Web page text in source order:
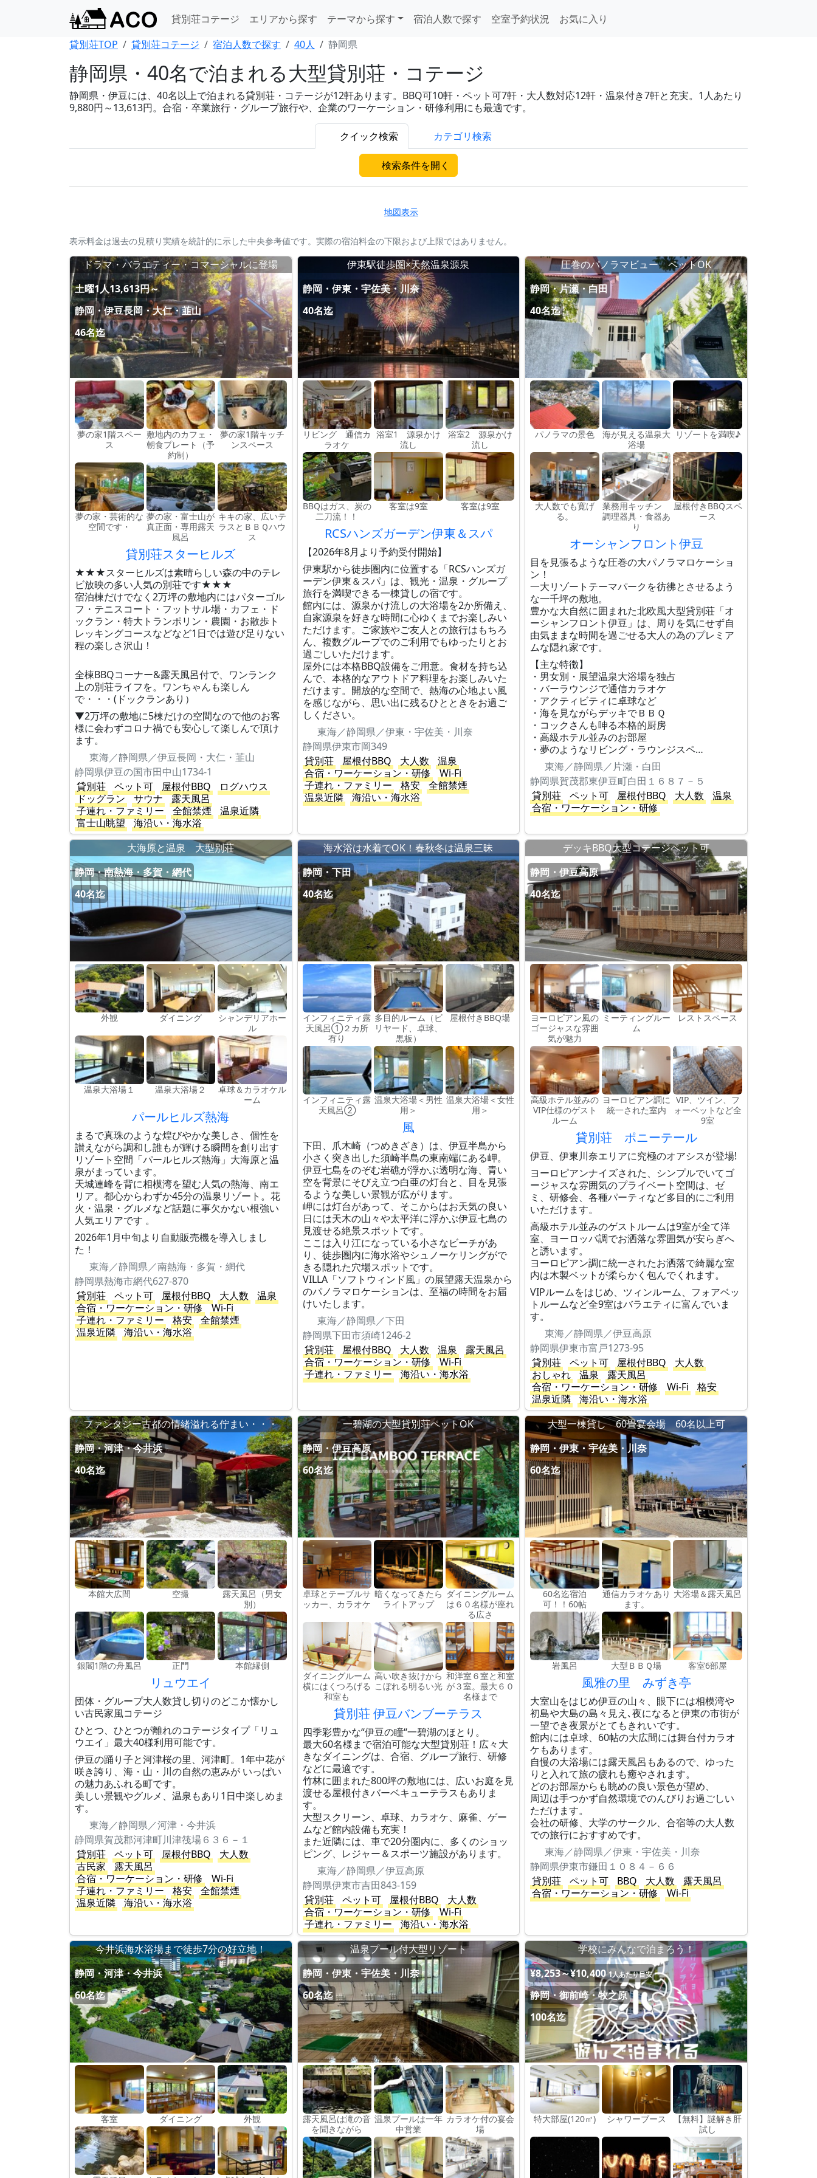
貸別荘コテージ エリアから探す テーマから探す 宿泊人数で探す 空室予約状況
お気に入り
貸別荘TOP
貸別荘コテージ 宿泊人数で探す 40人 静岡県
静岡県・40名で泊まれる大型貸別荘・コテージ
静岡県・伊豆には、40名以上で泊まれる貸別荘・コテージが12軒あります。BBQ可10軒・ペット可7軒・大人数対応12軒・温泉付き7軒と充実。1人あたり
9,880円～13,613円。合宿・卒業旅行・グループ旅行や、企業のワーケーション・研修利用にも最適です。
クイック検索 カテゴリ検索
検索条件を開く
地図表示
表示料金は過去の見積り実績を統計的に示した中央参考値です。実際の宿泊料金の下限および上限ではありません。
ドラマ・バラエティー・コマーシャルに登場
土曜1人13,613円～
静岡・伊豆長岡・大仁・韮山
46名迄
夢の家1階スペー
ス
敷地内のカフェ・
朝食プレート（予
約制）
夢の家1階キッチ
ンスペース
夢の家・芸術的な
空間です・
夢の家・富士山が
真正面・専用露天
風呂
キキの家、広いテ
ラスとＢＢＱハウ
ス
貸別荘スターヒルズ
★★★スターヒルズは素晴らしい森の中のテレ
ビ放映の多い人気の別荘です★★★
宿泊棟だけでなく2万坪の敷地内にはパターゴル
フ・テニスコート・フットサル場・カフェ・ド
ックラン・特大トランポリン・農園・お散歩ト
レッキングコースなどなど1日では遊び足りない
程の楽しさ沢山！
全棟BBQコーナー&露天風呂付で、ワンランク
上の別荘ライフを。ワンちゃんも楽しん
で・・・(ドックランあり）
▼2万坪の敷地に5棟だけの空間なので他のお客
様に会わずコロナ禍でも安心して楽しんで頂け
ます。
東海／静岡県／伊豆長岡・大仁・韮山
静岡県伊豆の国市田中山1734-1
貸別荘
ペット可 屋根付BBQ
ログハウス
ドッグラン
サウナ
露天風呂
子連れ・ファミリー
全館禁煙
温泉近隣
富士山眺望
海沿い・海水浴
伊東駅徒歩圏×天然温泉源泉
静岡・伊東・宇佐美・川奈
40名迄
リビング 通信カ
ラオケ
浴室1 源泉かけ
流し
浴室2 源泉かけ
流し
BBQはガス、炭の
二刀流！！
客室は9室 客室は9室
RCSハンズガーデン伊東＆スパ
【2026年8月より予約受付開始】
伊東駅から徒歩圏内に位置する「RCSハンズガ
ーデン伊東＆スパ」は、観光・温泉・グループ
旅行を満喫できる一棟貸しの宿です。
館内には、源泉かけ流しの大浴場を2か所備え、
自家源泉を好きな時間に心ゆくまでお楽しみい
ただけます。ご家族やご友人との旅行はもちろ
ん、複数グループでのご利用でもゆったりとお
過ごしいただけます。
屋外には本格BBQ設備をご用意。食材を持ち込
んで、本格的なアウトドア料理をお楽しみいた
だけます。開放的な空間で、熱海の心地よい風
を感じながら、思い出に残るひとときをお過ご
しください。
東海／静岡県／伊東・宇佐美・川奈
静岡県伊東市岡349
貸別荘
屋根付BBQ 大人数
温泉
合宿・ワーケーション・研修
Wi-Fi
子連れ・ファミリー
格安
全館禁煙
温泉近隣
海沿い・海水浴
圧巻のパノラマビュー ペットOK
静岡・片瀬・白田
40名迄
パノラマの景色
海が見える温泉大
浴場
リゾートを満喫♪
大人数でも寛げ
る。
業務用キッチン
調理器具・食器あ
り
屋根付きBBQスペ
ース
オーシャンフロント伊豆
目を見張るような圧巻の大パノラマロケーショ
ン！
一大リゾートテーマパークを彷彿とさせるよう
な一千坪の敷地。
豊かな大自然に囲まれた北欧風大型貸別荘「オ
ーシャンフロント伊豆」は、周りを気にせず自
由気ままな時間を過ごせる大人の為のプレミア
ムな隠れ家です。
【主な特徴】
・男女別・展望温泉大浴場を独占
・バーラウンジで通信カラオケ
・アクティビティに卓球など
・海を見ながらデッキでＢＢＱ
・コックさんも呻る本格的厨房
・高級ホテル並みのお部屋
・夢のようなリビング・ラウンジスペ…
東海／静岡県／片瀬・白田
静岡県賀茂郡東伊豆町白田１６８７－５
貸別荘
ペット可 屋根付BBQ 大人数
温泉
合宿・ワーケーション・研修
大海原と温泉 大型別荘
静岡・南熱海・多賀・網代
40名迄
外観 ダイニング
シャンデリアホー
ル
温泉大浴場１ 温泉大浴場２
卓球＆カラオケル
ーム
パールヒルズ熱海
まるで真珠のような煌びやかな美しさ、個性を
讃えながら調和し誰もが輝ける瞬間を創り出す
リゾート空間「パールヒルズ熱海」大海原と温
泉がまっています。
天城連峰を背に相模湾を望む人気の熱海、南エ
リア。都心からわずか45分の温泉リゾート。花
火・温泉・グルメなど話題に事欠かない根強い
人気エリアです 。
2026年1月中旬より自動販売機を導入しまし
た！
東海／静岡県／南熱海・多賀・網代
静岡県熱海市網代627-870
貸別荘
ペット可 屋根付BBQ 大人数
温泉
合宿・ワーケーション・研修
Wi-Fi
子連れ・ファミリー
格安
全館禁煙
温泉近隣
海沿い・海水浴
海水浴は水着でOK！春秋冬は温泉三昧
静岡・下田
40名迄
インフィニティ露
天風呂①２カ所
有り
多目的ルーム（ビ
リヤード、卓球、
黒板）
屋根付きBBQ場
インフィニティ露
天風呂②
温泉大浴場＜男性
用＞
温泉大浴場＜女性
用＞
風
下田、爪木崎（つめきざき）は、伊豆半島から
小さく突き出した須崎半島の東南端にある岬。
伊豆七島をのぞむ岩礁が浮かぶ透明な海、青い
空を背景にそびえ立つ白亜の灯台と、目を見張
るような美しい景観が広がります。
岬には灯台があって、そこからはお天気の良い
日には天木の山々や太平洋に浮かぶ伊豆七島の
見渡せる絶景スポットです。
ここは入り江になっている小さなビーチがあ
り、徒歩圏内に海水浴やシュノーケリングがで
きる隠れた穴場スポットです。
VILLA「ソフトウィンド風」の展望露天温泉から
のパノラマロケーションは、至福の時間をお届
けいたします。
東海／静岡県／下田
静岡県下田市須崎1246-2
貸別荘
屋根付BBQ 大人数 温泉
露天風呂
合宿・ワーケーション・研修
Wi-Fi
子連れ・ファミリー
海沿い・海水浴
デッキBBQ大型コテージペット可
静岡・伊豆高原
40名迄
ヨーロピアン風の
ゴージャスな雰囲
気が魅力
ミーティングルー
ム
レストスペース
高級ホテル並みの
VIP仕様のゲスト
ルーム
ヨーロピアン調に
統一された室内
VIP、ツイン、フ
ォーベットなど全
9室
貸別荘 ポニーテール
伊豆、伊東川奈エリアに究極のオアシスが登場!
ヨーロピアンナイズされた、シンプルでいてゴ
ージャスな雰囲気のプライベート空間は、ゼ
ミ、研修会、各種パーティなど多目的にご利用
いただけます。
高級ホテル並みのゲストルームは9室が全て洋
室、ヨーロッパ調でお洒落な雰囲気が安らぎへ
と誘います。
ヨーロピアン調に統一されたお洒落で綺麗な室
内は木製ベットが柔らかく包んでくれます。
VIPルームをはじめ、ツィンルーム、フォアベッ
トルームなど全9室はバラエティに富んでいま
す。
東海／静岡県／伊豆高原
静岡県伊東市富戸1273-95
貸別荘
ペット可 屋根付BBQ
大人数
おしゃれ
温泉
露天風呂
合宿・ワーケーション・研修
Wi-Fi
格安
温泉近隣
海沿い・海水浴
ファンタジー古都の情緒溢れる佇まい・・・
静岡・河津・今井浜
40名迄
本館大広間 空撮
露天風呂（男女
別）
銀閣1階の舟風呂 正門 本館縁側
リュウエイ
団体・グループ大人数貸し切りのどこか懐かし
い古民家風コテージ
ひとつ、ひとつが離れのコテージタイプ「リュ
ウエイ」最大40様利用可能です。
伊豆の踊り子と河津桜の里、河津町。1年中花が
咲き誇り、海・山・川の自然の恵みが いっぱい
の魅力あふれる町です。
美しい景観やグルメ、温泉もあり1日中楽しめま
す。
東海／静岡県／河津・今井浜
静岡県賀茂郡河津町川津筏場６３６－１
貸別荘
ペット可 屋根付BBQ
大人数
古民家
露天風呂
合宿・ワーケーション・研修
Wi-Fi
子連れ・ファミリー
格安
全館禁煙
温泉近隣
海沿い・海水浴
一碧湖の大型貸別荘ペットOK
静岡・伊豆高原
60名迄
卓球とテーブルサ
ッカー、カラオケ
暗くなってきたら
ライトアップ
ダイニングルーム
は６０名様が座れ
る広さ
ダイニングルーム
横にはくつろげる
和室も
高い吹き抜けから
こぼれる明るい光
和洋室６室と和室
が３室。最大６０
名様まで
貸別荘 伊豆バンブーテラス
四季彩豊かな“伊豆の瞳“一碧湖のほとり。
最大60名様まで宿泊可能な大型貸別荘！広々大
きなダイニングは、合宿、グループ旅行、研修
などに最適です。
竹林に囲まれた800坪の敷地には、広いお庭を見
渡せる屋根付きバーベキューテラスもありま
す。
大型スクリーン、卓球、カラオケ、麻雀、ゲー
ムなど館内設備も充実！
また近隣には、車で20分圏内に、多くのショッ
ピング、レジャー＆スポーツ施設があります。
東海／静岡県／伊豆高原
静岡県伊東市吉田843-159
貸別荘
ペット可 屋根付BBQ
大人数
合宿・ワーケーション・研修
Wi-Fi
子連れ・ファミリー
海沿い・海水浴
大型一棟貸し 60畳宴会場 60名以上可
静岡・伊東・宇佐美・川奈
60名迄
60名迄宿泊
可！！60帖
通信カラオケあり
ます。
大浴場＆露天風呂
岩風呂 大型ＢＢＱ場 客室6部屋
風雅の里 みずき亭
大室山をはじめ伊豆の山々、眼下には相模湾や
初島や大島の島々見え､夜になると伊東の市街が
一望でき夜景がとてもきれいです。
館内には卓球、60帖の大広間には舞台付カラオ
ケもあります。
自慢の大浴場には露天風呂もあるので、ゆった
りと入れて旅の疲れも癒やされます。
どのお部屋からも眺めの良い景色が望め、
周辺は手つかず自然環境でのんびりお過ごしい
ただけます。
会社の研修、大学のサークル、合宿等の大人数
での旅行におすすめです。
東海／静岡県／伊東・宇佐美・川奈
静岡県伊東市鎌田１０８４－６６
貸別荘
ペット可 BBQ 大人数
露天風呂
合宿・ワーケーション・研修
Wi-Fi
今井浜海水浴場まで徒歩7分の好立地！
静岡・河津・今井浜
60名迄
客室 ダイニング 外観
温泉プール付大型リゾート
静岡・伊東・宇佐美・川奈
60名迄
露天風呂は滝の音
を聞きながら
温泉プールは一年
中営業
カラオケ付の宴会
場
学校にみんなで泊まろう！
¥8,253～¥10,400 1人あたり目安
静岡・御前崎・牧之原
100名迄
特大部屋(120㎡) シャワーブース
【無料】謎解き肝
試し